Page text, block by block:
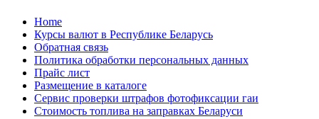
Skip
content
Home
Курсы валют в Республике Беларусь
Обратная связь
Политика обработки персональных данных
Прайс лист
Размещение в каталоге
Сервис проверки штрафов фотофиксации гаи
Стоимость топлива на заправках Беларуси